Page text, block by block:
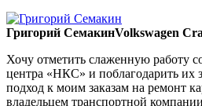
Григорий СемакинVolkswagen
Хочу отметить слаженную работу
центра «НКС» и поблагодарить их
подход к моим заказам на ремонт
владельцем транспортной